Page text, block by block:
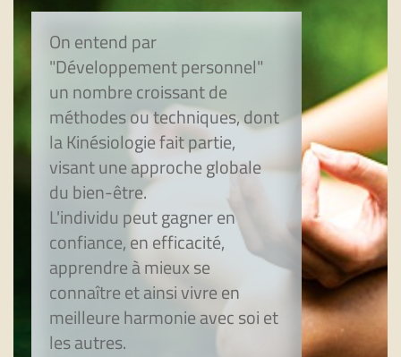
On entend par
"Développement personnel"
un nombre croissant de
méthodes ou techniques, dont
la Kinésiologie fait partie,
visant une approche globale
du bien-être.
L'individu peut gagner en
confiance, en efficacité,
apprendre à mieux se
connaître et ainsi vivre en
meilleure harmonie avec soi et
les autres.